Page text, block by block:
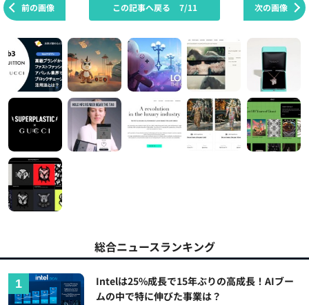
前の画像 次の画像
この記事へ戻る 7/11
総合ニュースランキング
Intelは25%成長で15年ぶりの高成長！AIブー
ムの中で特に伸びた事業は？